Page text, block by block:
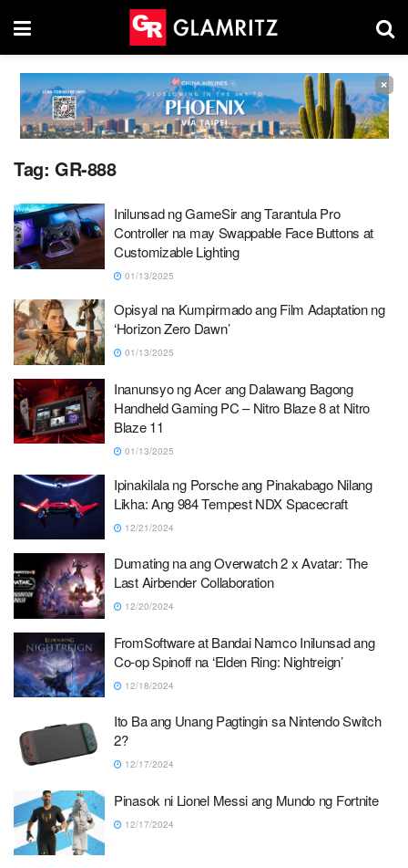
×
Tag: GR-888
Inilunsad ng GameSir ang Tarantula Pro
Controller na may Swappable Face Buttons at
Customizable Lighting
01/13/2025
Opisyal na Kumpirmado ang Film Adaptation ng
‘Horizon Zero Dawn’
01/13/2025
Inanunsyo ng Acer ang Dalawang Bagong
Handheld Gaming PC – Nitro Blaze 8 at Nitro
Blaze 11
01/13/2025
Ipinakilala ng Porsche ang Pinakabago Nilang
Likha: Ang 984 Tempest NDX Spacecraft
12/21/2024
Dumating na ang Overwatch 2 x Avatar: The
Last Airbender Collaboration
12/20/2024
FromSoftware at Bandai Namco Inilunsad ang
Co-op Spinoff na ‘Elden Ring: Nightreign’
12/18/2024
Ito Ba ang Unang Pagtingin sa Nintendo Switch
2?
12/17/2024
Pinasok ni Lionel Messi ang Mundo ng Fortnite
12/17/2024